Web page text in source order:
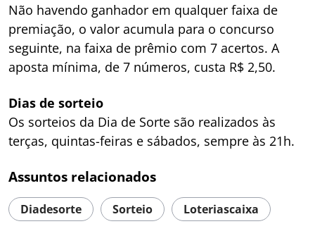
Não havendo ganhador em qualquer faixa de
premiação, o valor acumula para o concurso
seguinte, na faixa de prêmio com 7 acertos. A
aposta mínima, de 7 números, custa R$ 2,50.
Dias de sorteio
Os sorteios da Dia de Sorte são realizados às
terças, quintas-feiras e sábados, sempre às 21h.
Assuntos relacionados
Diadesorte Sorteio Loteriascaixa